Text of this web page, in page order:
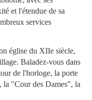
et l'étendue de sa
services
église du XIIe siècle,
Baladez-vous dans
de l'horloge, la porte
la "Cour des Dames", la